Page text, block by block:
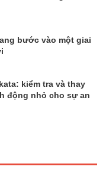
bước vào một giai
kiểm tra và thay
động nhỏ cho sự an